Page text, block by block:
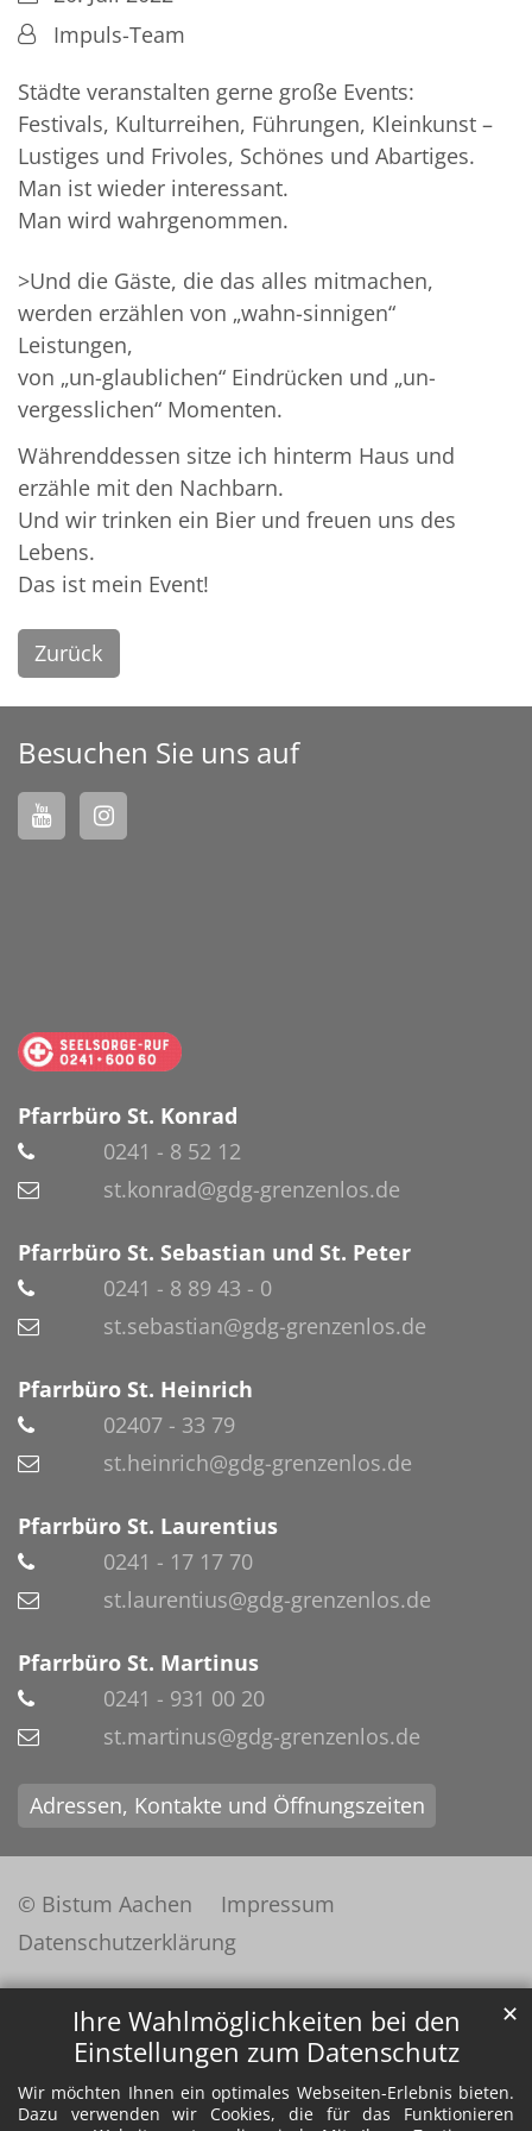
Ihre Wahlmöglichkeiten bei den
Einstellungen zum Datenschutz
Wir möchten Ihnen ein optimales Webseiten-Erlebnis bieten.
Dazu verwenden wir Cookies, die für das Funktionieren
✕
Von:Impuls-Team
Städte veranstalten gerne große Events:
Festivals, Kulturreihen, Führungen, Kleinkunst –
Lustiges und Frivoles, Schönes und Abartiges.
Man ist wieder interessant.
Man wird wahrgenommen.
>Und die Gäste, die das alles mitmachen,
werden erzählen von „wahn-sinnigen“
Leistungen,
von „un-glaublichen“ Eindrücken und „un-
vergesslichen“ Momenten.
Währenddessen sitze ich hinterm Haus und
erzähle mit den Nachbarn.
Und wir trinken ein Bier und freuen uns des
Lebens.
Das ist mein Event!
Zurück
Besuchen Sie uns auf
Pfarrbüro St. Konrad
0241 - 8 52 12
st.konrad@gdg-grenzenlos.de
Pfarrbüro St. Sebastian und St. Peter
0241 - 8 89 43 - 0
st.sebastian@gdg-grenzenlos.de
Pfarrbüro St. Heinrich
02407 - 33 79
st.heinrich@gdg-grenzenlos.de
Pfarrbüro St. Laurentius
0241 - 17 17 70
st.laurentius@gdg-grenzenlos.de
Pfarrbüro St. Martinus
0241 - 931 00 20
st.martinus@gdg-grenzenlos.de
Adressen, Kontakte und Öffnungszeiten
© Bistum Aachen
Impressum
Datenschutzerklärung